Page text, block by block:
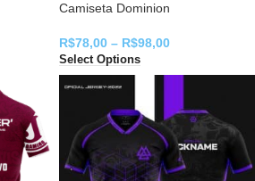
Camiseta Dominion
R$78,00 – R$98,00
Select Options